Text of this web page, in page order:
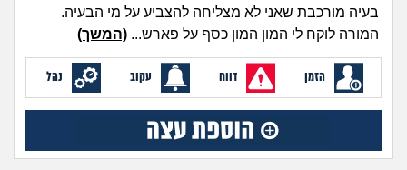
מה שעובר עליי
שומרים על הגוף
פיננסי וכלכלה
בין הסדינים
בעיה מורכבת שאני לא מצליחה להצביע על מי הבעיה.
המורה לוקח לי המון המון כסף על פארש... (המשך)
הזמן דווח עקוב נהל